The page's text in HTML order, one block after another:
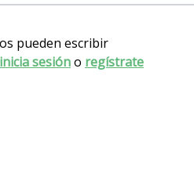
pueden escribir
inicia sesióno regístrate